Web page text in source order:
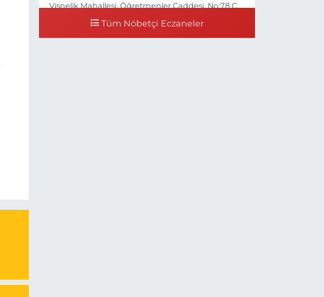
Vişnelik Mahallesi, Öğretmenler Caddesi, No:78 C
Tüm Nöbetçi Eczaneler